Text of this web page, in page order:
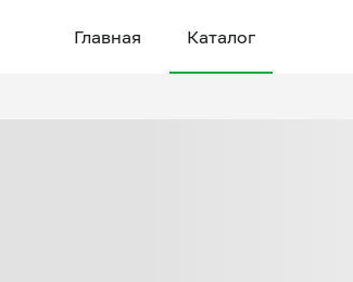
Главная Каталог